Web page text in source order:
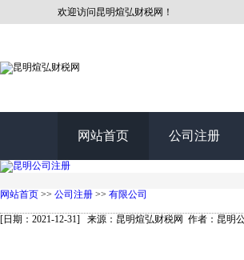
欢迎访问昆明煊弘财税网！
网站首页 公司注册
网站首页 >> 公司注册 >> 有限公司
[日期：2021-12-31] 来源：昆明煊弘财税网 作者：昆明